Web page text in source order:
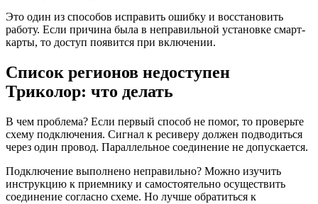
Это один из способов исправить ошибку и восстановить
работу. Если причина была в неправильной установке смарт-
карты, то доступ появится при включении.
Список регионов недоступен
Триколор: что делать
В чем проблема? Если первый способ не помог, то проверьте
схему подключения. Сигнал к ресиверу должен подводиться
через один провод. Параллельное соединение не допускается.
Подключение выполнено неправильно? Можно изучить
инструкцию к приемнику и самостоятельно осуществить
соединение согласно схеме. Но лучше обратиться к